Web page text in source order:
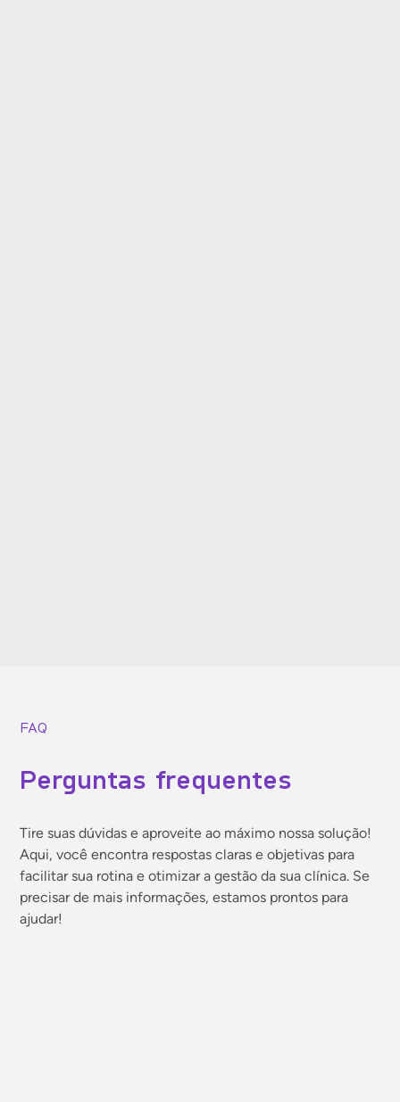
FAQ
Perguntas frequentes
Tire suas dúvidas e aproveite ao máximo nossa solução!
Aqui, você encontra respostas claras e objetivas para
facilitar sua rotina e otimizar a gestão da sua clínica. Se
precisar de mais informações, estamos prontos para
ajudar!